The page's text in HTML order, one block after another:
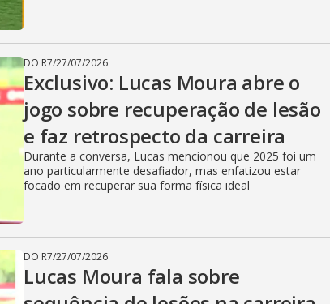
DO R7/27/07/2026
Exclusivo: Lucas Moura abre o
jogo sobre recuperação de lesão
e faz retrospecto da carreira
Durante a conversa, Lucas mencionou que 2025 foi um
ano particularmente desafiador, mas enfatizou estar
focado em recuperar sua forma física ideal
DO R7/27/07/2026
Lucas Moura fala sobre